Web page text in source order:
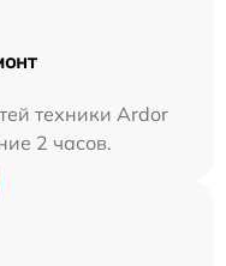
техники Ardor
2 часов.